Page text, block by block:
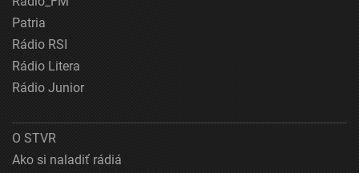
Patria
Rádio RSI
Rádio Litera
Rádio Junior
O STVR
Ako si naladiť rádiá